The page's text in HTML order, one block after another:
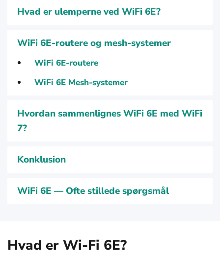
Hvad er ulemperne ved WiFi 6E?
WiFi 6E-routere og mesh-systemer
WiFi 6E-routere
WiFi 6E Mesh-systemer
Hvordan sammenlignes WiFi 6E med WiFi
7?
Konklusion
WiFi 6E — Ofte stillede spørgsmål
Hvad er Wi-Fi 6E?